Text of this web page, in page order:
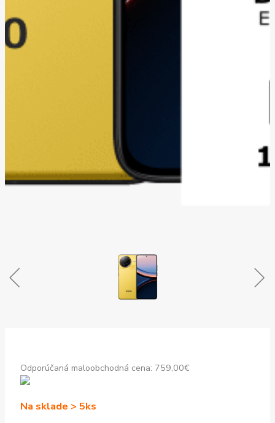
Odporúčaná maloobchodná cena: 759,00€
Na sklade > 5ks